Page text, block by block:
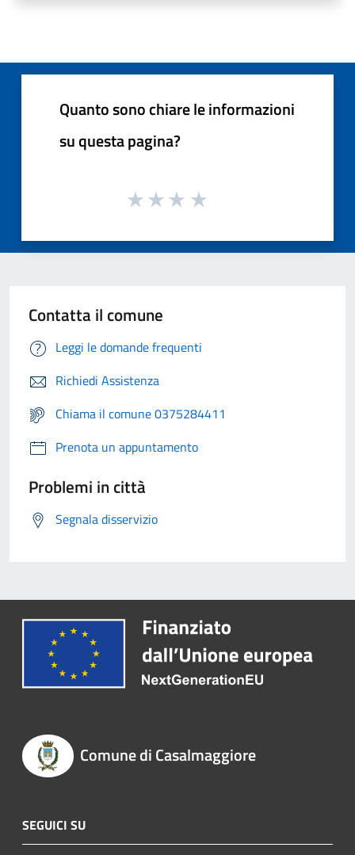
Quanto sono chiare le informazioni
su questa pagina?
Contatta il comune
Leggi le domande frequenti
Richiedi Assistenza
Chiama il comune 0375284411
Prenota un appuntamento
Problemi in città
Segnala disservizio
Comune di Casalmaggiore
SEGUICI SU